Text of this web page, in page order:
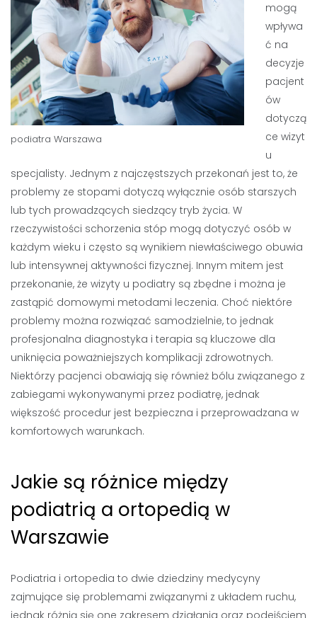
podiatra Warszawa
mogą
wpływa
ć na
decyzje
pacjent
ów
dotyczą
ce wizyt
u
specjalisty. Jednym z najczęstszych przekonań jest to, że
problemy ze stopami dotyczą wyłącznie osób starszych
lub tych prowadzących siedzący tryb życia. W
rzeczywistości schorzenia stóp mogą dotyczyć osób w
każdym wieku i często są wynikiem niewłaściwego obuwia
lub intensywnej aktywności fizycznej. Innym mitem jest
przekonanie, że wizyty u podiatry są zbędne i można je
zastąpić domowymi metodami leczenia. Choć niektóre
problemy można rozwiązać samodzielnie, to jednak
profesjonalna diagnostyka i terapia są kluczowe dla
uniknięcia poważniejszych komplikacji zdrowotnych.
Niektórzy pacjenci obawiają się również bólu związanego z
zabiegami wykonywanymi przez podiatrę, jednak
większość procedur jest bezpieczna i przeprowadzana w
komfortowych warunkach.
Jakie są różnice między
podiatrią a ortopedią w
Warszawie
Podiatria i ortopedia to dwie dziedziny medycyny
zajmujące się problemami związanymi z układem ruchu,